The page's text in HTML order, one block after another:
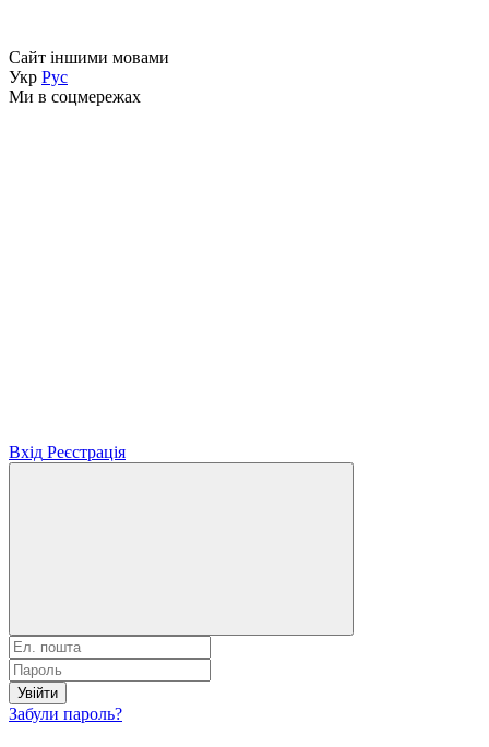
Сайт іншими мовами
Укр Рус
Ми в соцмережах
Вхід Реєстрація
Увійти
Забули пароль?